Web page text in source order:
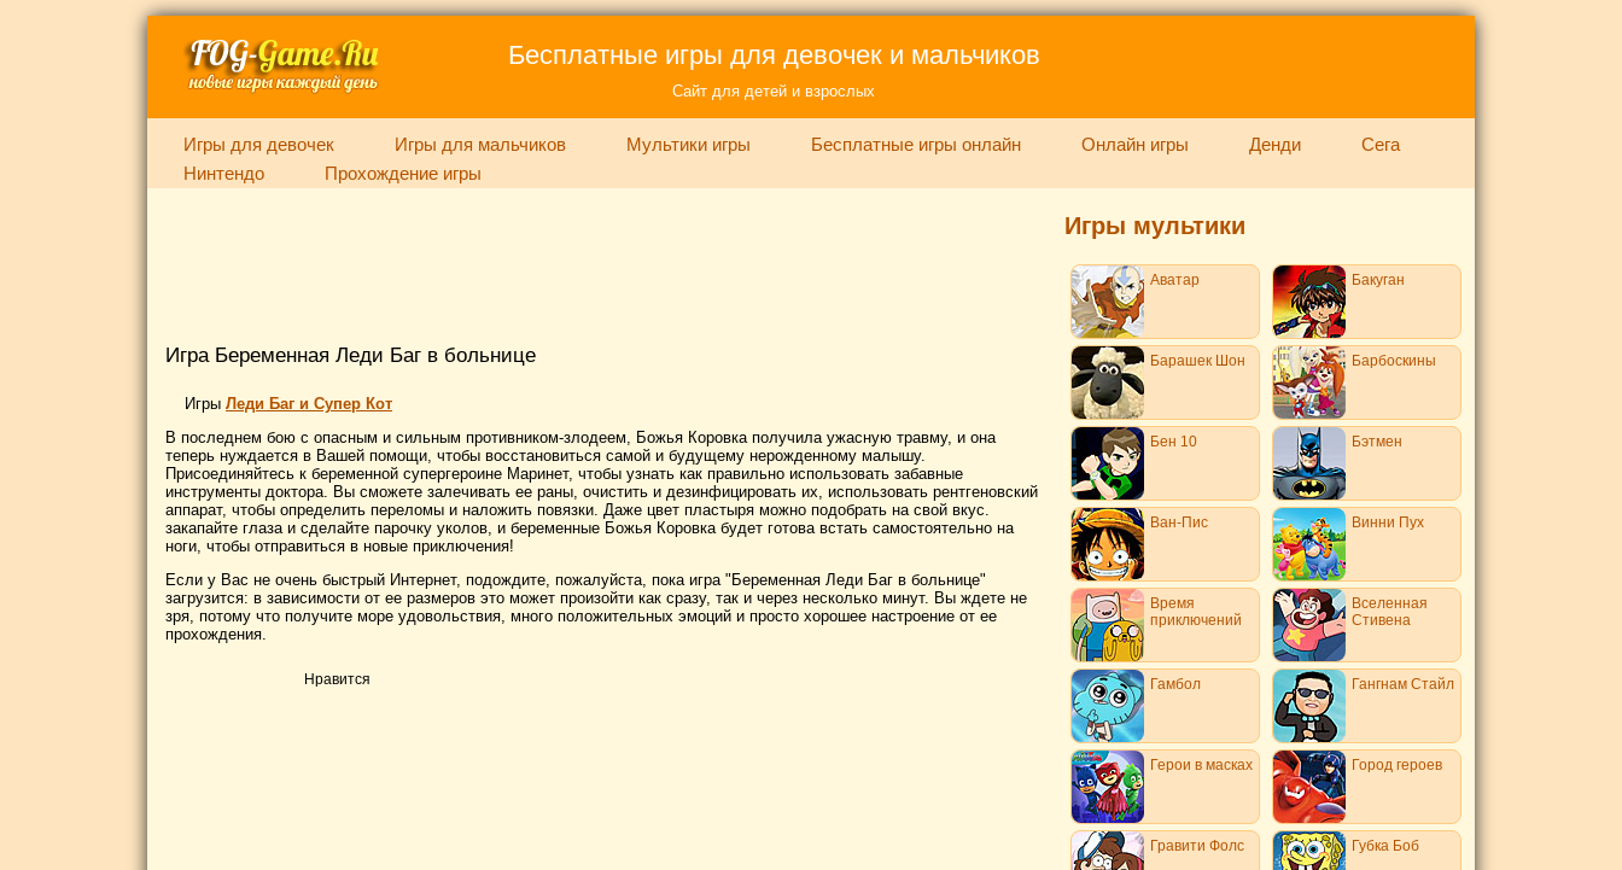
Бесплатные игры для девочек и мальчиков
Сайт для детей и взрослых
Игры для девочек Игры для мальчиков Мультики игры Бесплатные игры онлайн Онлайн игры Денди
Сега
Нинтендо
Прохождение игры
Игра Беременная Леди Баг в больнице
Игры Леди Баг и Супер Кот
В последнем бою с опасным и сильным противником-злодеем, Божья Коровка получила ужасную травму, и она
теперь нуждается в Вашей помощи, чтобы восстановиться самой и будущему нерожденному малышу.
Присоединяйтесь к беременной супергероине Маринет, чтобы узнать как правильно использовать забавные
инструменты доктора. Вы сможете залечивать ее раны, очистить и дезинфицировать их, использовать рентгеновский
аппарат, чтобы определить переломы и наложить повязки. Даже цвет пластыря можно подобрать на свой вкус.
закапайте глаза и сделайте парочку уколов, и беременные Божья Коровка будет готова встать самостоятельно на
ноги, чтобы отправиться в новые приключения!
Если у Вас не очень быстрый Интернет, подождите, пожалуйста, пока игра "Беременная Леди Баг в больнице"
загрузится: в зависимости от ее размеров это может произойти как сразу, так и через несколько минут. Вы ждете не
зря, потому что получите море удовольствия, много положительных эмоций и просто хорошее настроение от ее
прохождения.
Нравится
Игры мультики
Аватар Бакуган
Барашек Шон Барбоскины
Бен 10 Бэтмен
Ван-Пис Винни Пух
Время
приключений
Вселенная
Стивена
Гамбол Гангнам Стайл
Герои в масках Город героев
Гравити Фолс Губка Боб